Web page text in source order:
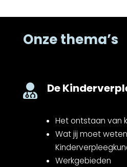
Onze thema’s
 De
Het ontstaan van
Wat jij moet
Werkgebieden